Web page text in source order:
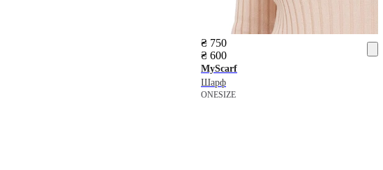
₴ 750
₴ 600
MyScarf
Шарф
ONESIZE